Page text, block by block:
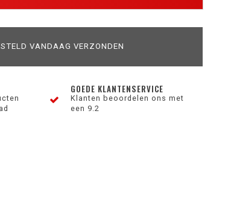
VANDAAG VERZONDEN
GOEDE KLANTENSERVICE
Klanten beoordelen ons met
een 9.2